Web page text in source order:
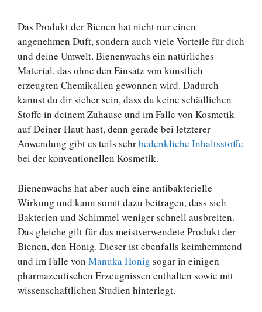
Das Produkt der Bienen hat nicht nur einen
angenehmen Duft, sondern auch viele Vorteile für dich
und deine Umwelt. Bienenwachs ein natürliches
Material, das ohne den Einsatz von künstlich
erzeugten Chemikalien gewonnen wird. Dadurch
kannst du dir sicher sein, dass du keine schädlichen
Stoffe in deinem Zuhause und im Falle von Kosmetik
auf Deiner Haut hast, denn gerade bei letzterer
Anwendung gibt es teils sehrbedenkliche Inhaltsstoffe
bei der konventionellen Kosmetik.
Bienenwachs hat aber auch eine antibakterielle
Wirkung und kann somit dazu beitragen, dass sich
Bakterien und Schimmel weniger schnell ausbreiten.
Das gleiche gilt für das meistverwendete Produkt der
Bienen, den Honig. Dieser ist ebenfalls keimhemmend
und im Falle von Manuka Honig sogar in einigen
pharmazeutischen Erzeugnissen enthalten sowie mit
wissenschaftlichen Studien hinterlegt.